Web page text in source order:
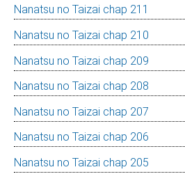
Nanatsu no Taizai chap 211
Nanatsu no Taizai chap 210
Nanatsu no Taizai chap 209
Nanatsu no Taizai chap 208
Nanatsu no Taizai chap 207
Nanatsu no Taizai chap 206
Nanatsu no Taizai chap 205